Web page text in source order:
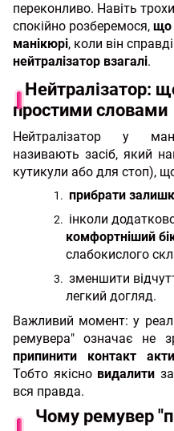
переконливо. Навіть
спокійно розберемося, що
манікюрі, коли він
нейтралізатор взагалі.
Нейтралізатор:
простими словами
Нейтралізатор у
називають засіб, який
кутикули або для стоп),
прибрати
інколи
комфортніший
слабокислого
зменшити
легкий догляд.
Важливий момент: у
ремувера" означає не
припинити контакт
Тобто якісно видалити
вся правда.
Чому ремувер